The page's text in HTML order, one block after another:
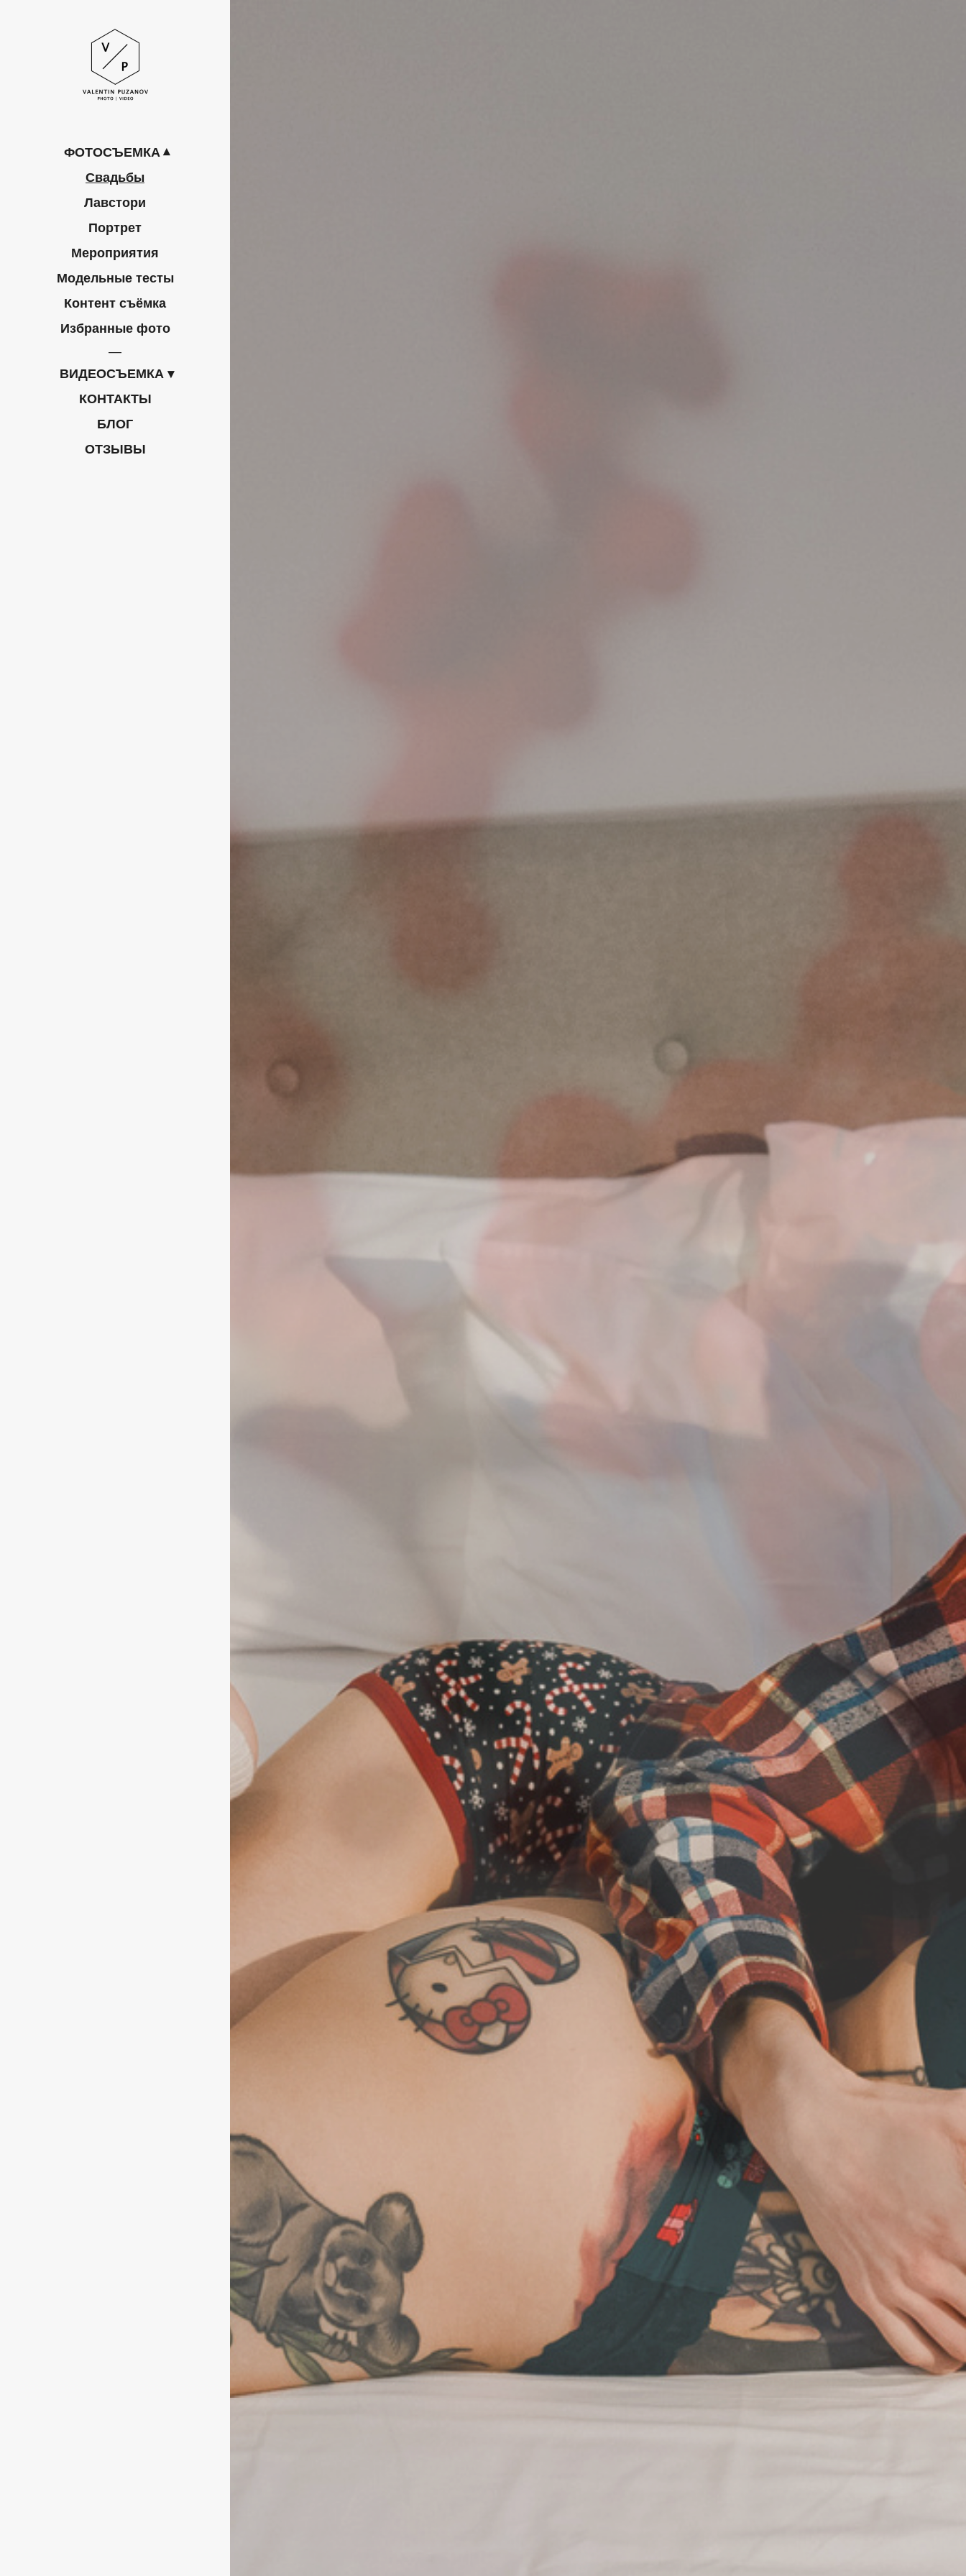
ФОТОСЪЕМКА
Свадьбы
Лавстори
Портрет
Мероприятия
Модельные тесты
Контент съёмка
Избранные фото
ВИДЕОСЪЕМКА
КОНТАКТЫ
БЛОГ
ОТЗЫВЫ